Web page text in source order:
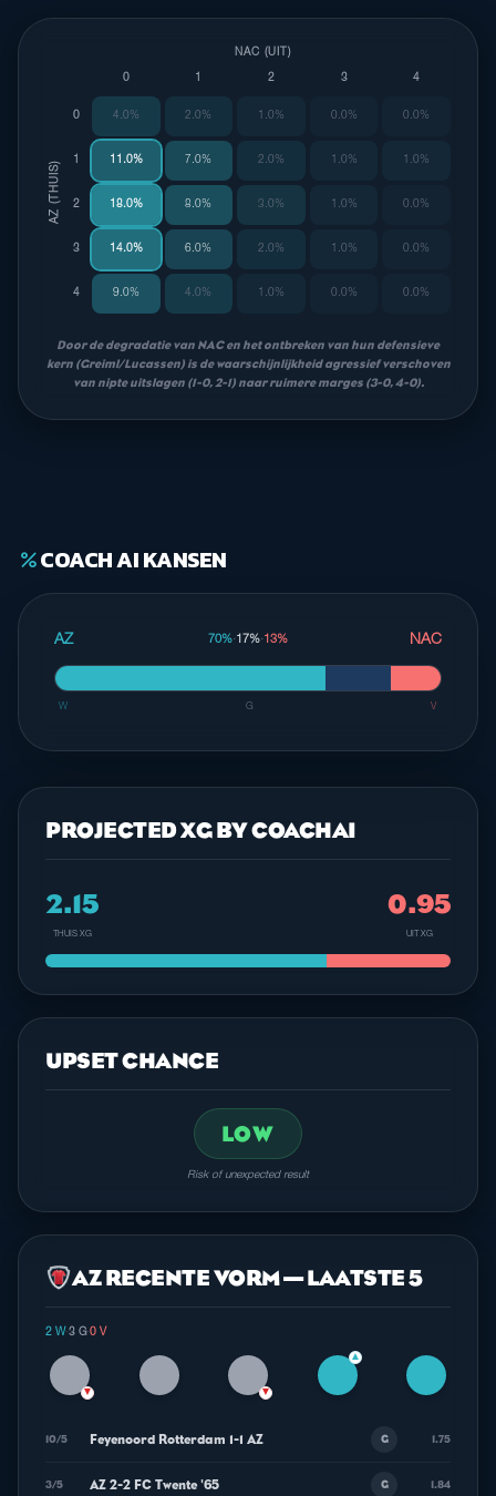
NAC (UIT)
AZ (THUIS)
0 1 2 3 4
0 4.0% 2.0% 1.0% 0.0% 0.0%
11.0% 7.0% 2.0% 1.0% 1.0%
2 18.0% 8.0% 3.0% 1.0% 0.0%
3 14.0% 6.0% 2.0% 1.0% 0.0%
4 9.0% 4.0% 1.0% 0.0% 0.0%
Door de degradatie van NAC en het ontbreken van hun defensieve
kern (Greiml/Lucassen) is de waarschijnlijkheid agressief verschoven
van nipte uitslagen (1-0, 2-1) naar ruimere marges (3-0, 4-0).
percentCOACH AI KANSEN
AZ 70%·17%·13% NAC
W G V
PROJECTED XG BY COACHAI
2.15
THUIS XG
0.95
UIT XG
UPSET CHANCE
LOW
Risk of unexpected result
AZ RECENTE VORM — LAATSTE 5
2 W·3 G·0 V
▼ ▼
▲
10/5 Feyenoord Rotterdam 1-1 AZ G 1.75
3/5 AZ 2-2 FC Twente '65 G 1.84